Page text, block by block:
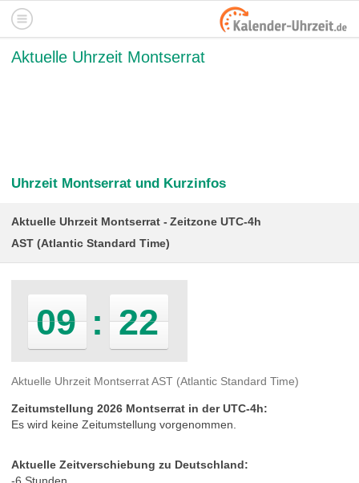
Aktuelle Uhrzeit Montserrat
Uhrzeit Montserrat und Kurzinfos
Aktuelle Uhrzeit Montserrat Zeitzone UTC-4h
AST (Atlantic Standard Time)
09 : 22
Aktuelle Uhrzeit Montserrat AST (Atlantic Standard Time)
Zeitumstellung 2026 Montserrat in der UTC-4h:
Es wird keine Zeitumstellung vorgenommen.
Aktuelle Zeitverschiebung zu Deutschland: